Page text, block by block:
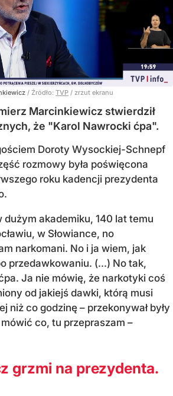
/ Źródło: TVP / zrzut ekranu
Marcinkiewicz stwierdził
że "Karol Nawrocki ćpa".
Doroty Wysockiej-Schnepf
rozmowy była poświęcona
roku kadencji prezydenta
dużym akademiku, 140 lat temu
w Słowiance, no
narkomani. No i ja wiem, jak
przedawkowaniu. (...) No tak,
Ja nie mówię, że narkotyki coś
od jakiejś dawki, którą musi
niż co godzinę – przekonywał były
co, tu przepraszam –
grzmi na prezydenta.